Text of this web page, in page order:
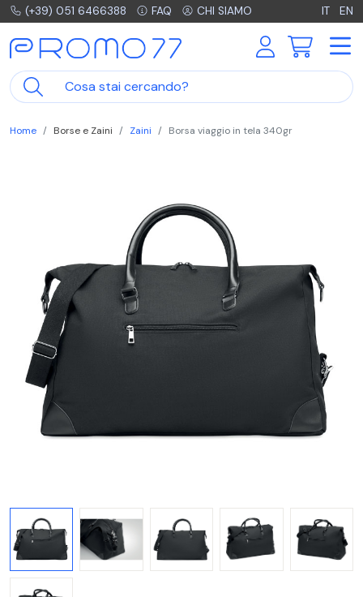
(+39) 051 6466388 FAQ CHI SIAMO IT EN
Home Borse e Zaini Zaini Borsa viaggio in tela 340gr